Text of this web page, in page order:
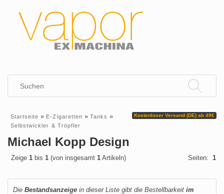
Kostenloser Versand (DE) ab 49€
Startseite » E-Zigaretten » Tanks »
Selbstwickler & Tröpfler
Michael Kopp Design
Zeige 1 bis 1 (von insgesamt 1 Artikeln) Seiten: 1
Die Bestandsanzeige in dieser Liste gibt die Bestellbarkeit im